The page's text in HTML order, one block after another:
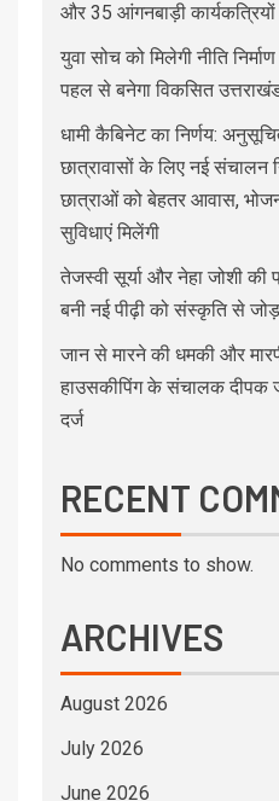
और 35 आंगनबाड़ी
युवा सोच को मिलेगी नीति
पहल से बनेगा विकसित
धामी कैबिनेट का निर्णय:
छात्रावासों के लिए नई संचालन
छात्राओं को बेहतर आवास,
सुविधाएं मिलेंगी
तेजस्वी सूर्या और नेहा जोशी
बनी नई पीढ़ी को संस्कृति से
जान से मारने की धमकी और
हाउसकीपिंग के संचालक
दर्ज
RECENT
No comments to show.
ARCHIVES
August 2026
July 2026
June 2026